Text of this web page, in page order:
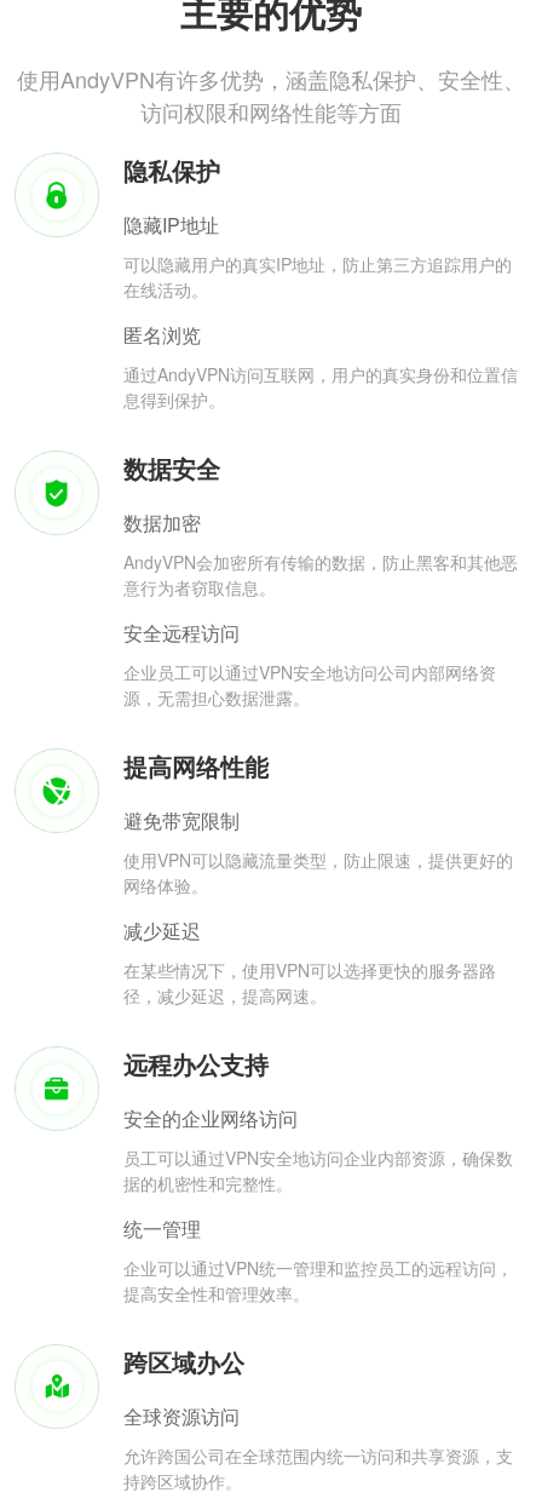
主要的优势
使用AndyVPN有许多优势，涵盖隐私保护、安全性、
访问权限和网络性能等方面
隐私保护
隐藏IP地址
可以隐藏用户的真实IP地址，防止第三方追踪用户的
在线活动。
匿名浏览
通过AndyVPN访问互联网，用户的真实身份和位置信
息得到保护。
数据安全
数据加密
AndyVPN会加密所有传输的数据，防止黑客和其他恶
意行为者窃取信息。
安全远程访问
企业员工可以通过VPN安全地访问公司内部网络资
源，无需担心数据泄露。
提高网络性能
避免带宽限制
使用VPN可以隐藏流量类型，防止限速，提供更好的
网络体验。
减少延迟
在某些情况下，使用VPN可以选择更快的服务器路
径，减少延迟，提高网速。
远程办公支持
安全的企业网络访问
员工可以通过VPN安全地访问企业内部资源，确保数
据的机密性和完整性。
统一管理
企业可以通过VPN统一管理和监控员工的远程访问，
提高安全性和管理效率。
跨区域办公
全球资源访问
允许跨国公司在全球范围内统一访问和共享资源，支
持跨区域协作。